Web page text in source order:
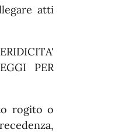
atti
PER
rogito o